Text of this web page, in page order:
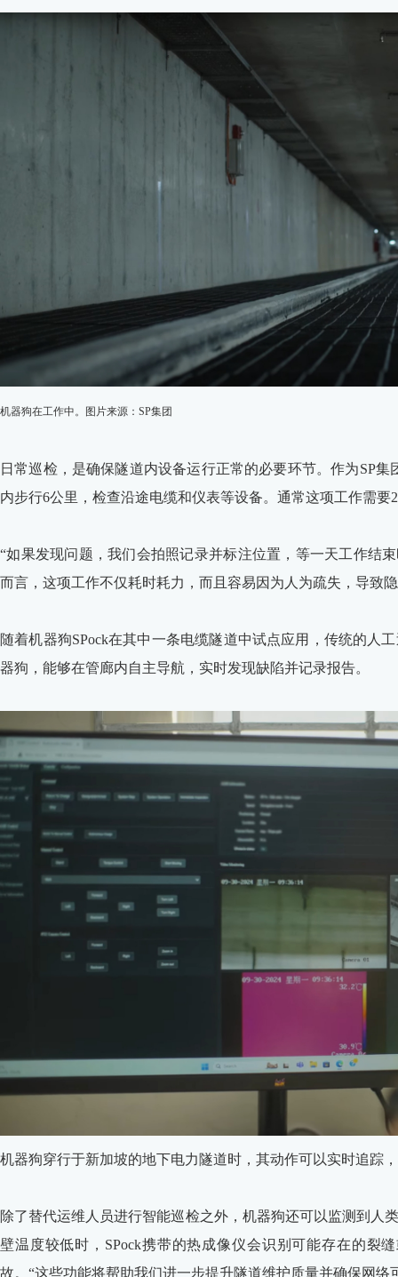
机器狗在工作中。图片来源：SP集团
日常巡检，是确保隧道内设备运行正常的必要环节。作为SP
内步行6公里，检查沿途电缆和仪表等设备。通常这项工作需要
“如果发现问题，我们会拍照记录并标注位置，等一天工作结
而言，这项工作不仅耗时耗力，而且容易因为人为疏失，导致
随着机器狗SPock在其中一条电缆隧道中试点应用，传统的人
器狗，能够在管廊内自主导航，实时发现缺陷并记录报告。
机器狗穿行于新加坡的地下电力隧道时，其动作可以实时追踪
除了替代运维人员进行智能巡检之外，机器狗还可以监测到人
壁温度较低时，SPock携带的热成像仪会识别可能存在的裂
故。“这些功能将帮助我们进一步提升隧道维护质量并确保网络